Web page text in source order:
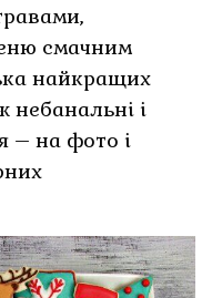
смачним
найкращих
небанальні і
– на фото і